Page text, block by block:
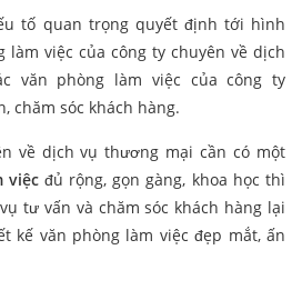
tố quan trọng quyết định tới hình
làm việc của công ty chuyên về dịch
văn phòng làm việc của công ty
chăm sóc khách hàng.
về dịch vụ thương mại cần có một
việc đủ rộng, gọn gàng, khoa học thì
tư vấn và chăm sóc khách hàng lại
kế văn phòng làm việc đẹp mắt, ấn